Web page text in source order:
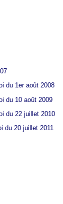
du 1er août 2008
du 10 août 2009
du 22 juillet 2010
du 20 juillet 2011